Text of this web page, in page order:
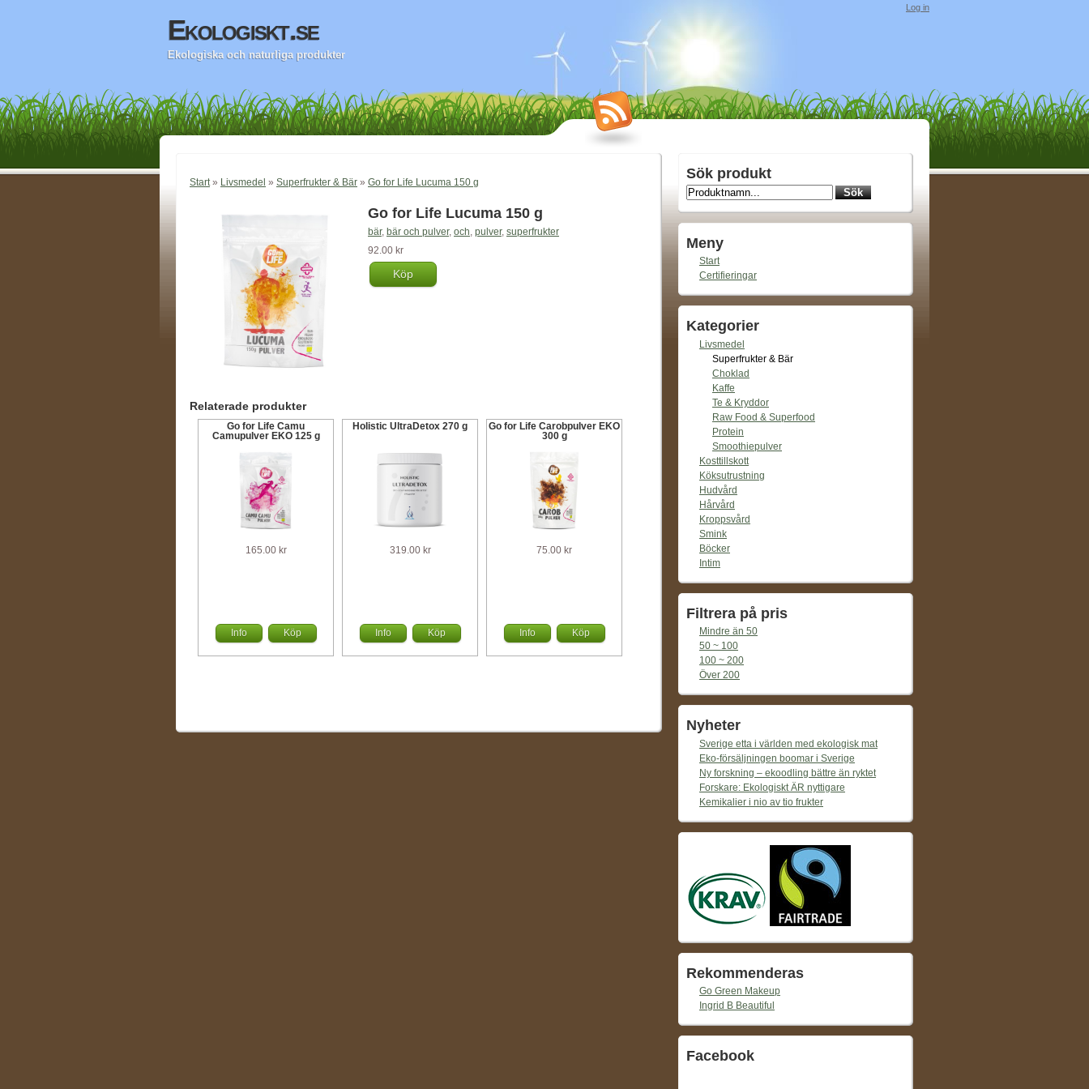
Ekologiskt.se
Ekologiska och naturliga produkter
Log in
Start» Livsmedel » Superfrukter & Bär » Go for Life Lucuma 150 g
Go for Life Lucuma 150 g
bär, bär och pulver, och, pulver, superfrukter
92.00 kr
Köp
Relaterade produkter
Go for Life Camu
Camupulver EKO 125 g
165.00 kr
Info Köp
Holistic UltraDetox 270 g
319.00 kr
Info Köp
Go for Life Carobpulver EKO
300 g
75.00 kr
Info Köp
Sök produkt
Meny
Start
Certifieringar
Kategorier
Livsmedel
Superfrukter & Bär
Choklad
Kaffe
Te & Kryddor
Raw Food & Superfood
Protein
Smoothiepulver
Kosttillskott
Köksutrustning
Hudvård
Hårvård
Kroppsvård
Smink
Böcker
Intim
Filtrera på pris
Mindre än 50
50 ~ 100
100 ~ 200
Över 200
Nyheter
Sverige etta i världen med ekologisk mat
Eko-försäljningen boomar i Sverige
Ny forskning – ekoodling bättre än ryktet
Forskare: Ekologiskt ÄR nyttigare
Kemikalier i nio av tio frukter
Rekommenderas
Go Green Makeup
Ingrid B Beautiful
Facebook